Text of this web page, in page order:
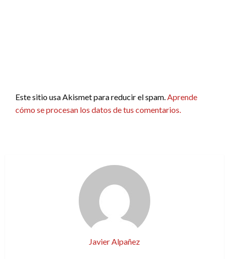
Este sitio usa Akismet para reducir el spam. Aprende
cómo se procesan los datos de tus comentarios.
Javier Alpañez